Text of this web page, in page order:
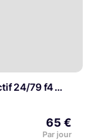
24/79 f4
65 €
Par jour